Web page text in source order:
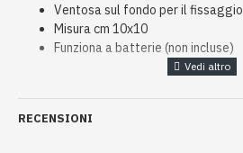
Ventosa sul fondo per il fissaggio
Misura cm 10x10
Funziona a batterie (non incluse)
RECENSIONI